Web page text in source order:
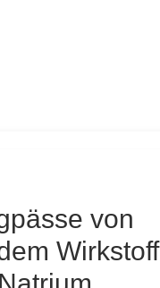
von
Wirkstoff